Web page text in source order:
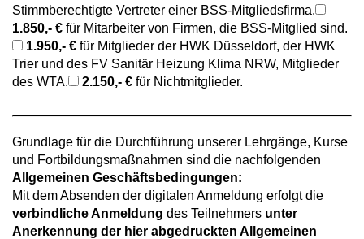
Stimmberechtigte Vertreter einer BSS-Mitgliedsfirma.
1.850,- € für Mitarbeiter von Firmen, die BSS-Mitglied sind.
1.950,- € für Mitglieder der HWK Düsseldorf, der HWK
Trier und des FV Sanitär Heizung Klima NRW, Mitglieder
des WTA.
2.150,- € für Nichtmitglieder.
Grundlage für die Durchführung unserer Lehrgänge, Kurse
und Fortbildungsmaßnahmen sind die nachfolgenden
Allgemeinen Geschäftsbedingungen:
Mit dem Absenden der digitalen Anmeldung erfolgt die
verbindliche Anmeldung des Teilnehmers unter
Anerkennung der hier abgedruckten Allgemeinen